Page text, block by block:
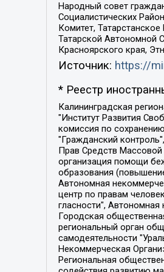
Народный совет
Социалистических
Комитет,
Татарской Автономной
Красноярского края,
Источник: https://
* Реестр
Калининградская региональная общественная организация "Экозащита!-Женсовет", Фонд содействия защите прав и свобод граждан "Общественный вердикт", Фонд "Институт Развития Свободы Информации", Частное учреждение "Информационное агентство МЕМО. РУ", Региональная общественная организация "Общественная комиссия по сохранению наследия академика Сахарова", Фонд поддержки свободы прессы, Санкт-Петербургская общественная правозащитная организация "Гражданский контроль", Межрегиональная общественная организация "Информационно-просветительский центр "Мемориал", Региональный Фонд "Центр Защиты Прав Средств Массовой Информации", с 05.12.2023 Фонд "Центр Защиты Прав Средств массовой информации", Региональная общественная благотворительная организация помощи беженцам и мигрантам "Гражданское содействие", Негосударственное образовательное учреждение дополнительного профессионального образования (повышение квалификации) специалистов "АКАДЕМИЯ ПО ПРАВАМ ЧЕЛОВЕКА", Свердловская региональная общественная организация "Сутяжник", Автономная некоммерческая организация "Центр независимых социологических исследований", Союз общественных объединений "Российский исследовательский центр по правам человека", Региональное общественное учреждение научно-информационный центр "МЕМОРИАЛ", Некоммерческая организация "Фонд защиты гласности", Автономная некоммерческая организация "Институт прав человека", Городская общественная